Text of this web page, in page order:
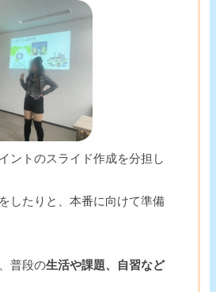
ントのスライド作成を分担し
したりと、本番に向けて準備
普段の生活や課題、自習など